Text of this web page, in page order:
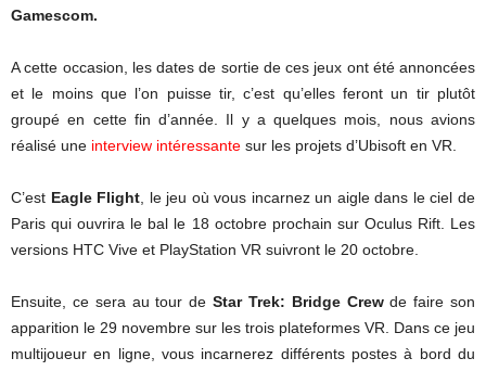
Gamescom.
A cette occasion, les dates de sortie de ces jeux ont été annoncées
et le moins que l’on puisse tir, c’est qu’elles feront un tir plutôt
groupé en cette fin d’année. Il y a quelques mois, nous avions
réalisé une interview intéressante sur les projets d’Ubisoft en VR.
C’est Eagle Flight , le jeu où vous incarnez un aigle dans le ciel de
Paris qui ouvrira le bal le 18 octobre prochain sur Oculus Rift. Les
versions HTC Vive et PlayStation VR suivront le 20 octobre.
Ensuite, ce sera au tour de Star Trek: Bridge Crewde faire son
apparition le 29 novembre sur les trois plateformes VR. Dans ce jeu
multijoueur en ligne, vous incarnerez différents postes à bord du